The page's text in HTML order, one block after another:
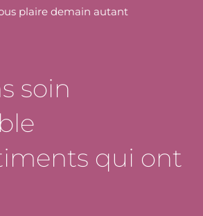
plaire demain autant
soin
qui ont